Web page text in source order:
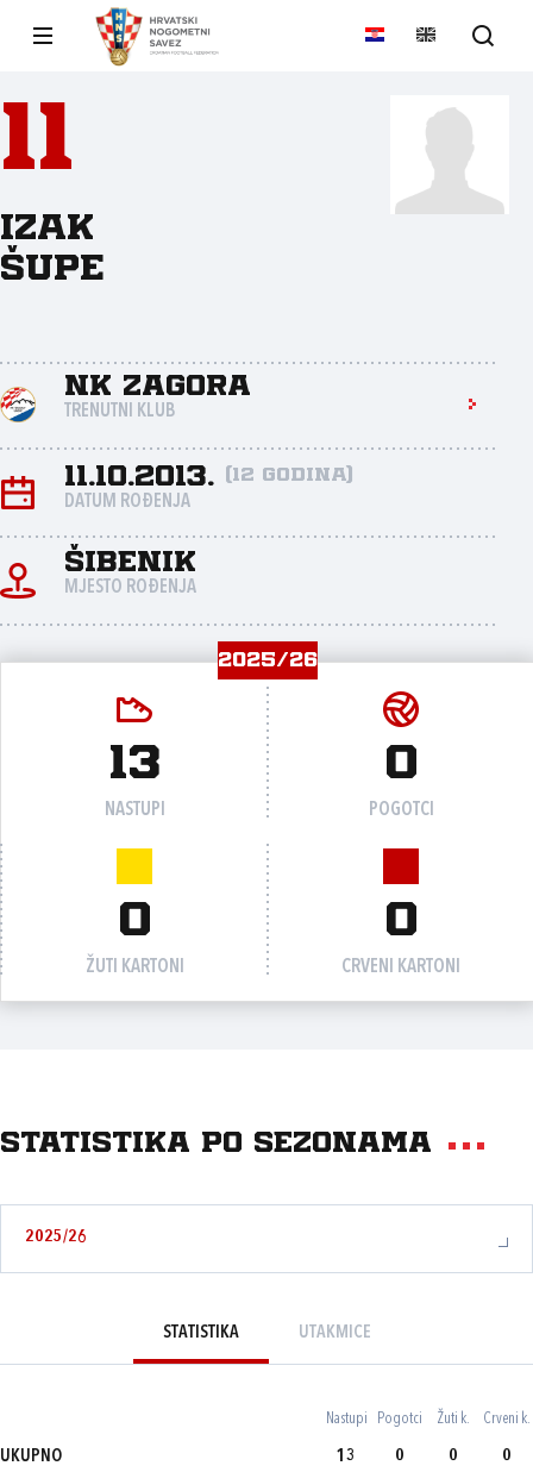
11
Izak
Šupe
NK Zagora
TRENUTNI KLUB
11.10.2013. (12 godina)
DATUM ROĐENJA
Šibenik
MJESTO ROĐENJA
2025/26
13
NASTUPI
0
POGOTCI
0
ŽUTI KARTONI
0
CRVENI KARTONI
Statistika po sezonama
2025/26
STATISTIKA UTAKMICE
Nastupi Pogotci Žuti k. Crveni k.
UKUPNO 13 0 0 0